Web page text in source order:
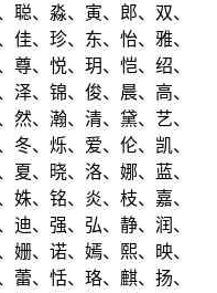
聪、淼、寅、郎、双、
佳、珍、东、怡、雅、
尊、悦、玥、恺、绍、
泽、锦、俊、晨、高、
然、瀚、清、黛、艺、
冬、烁、爱、伦、凯、
夏、晓、洛、娜、蓝、
姝、铭、炎、枝、嘉、
迪、强、弘、静、润、
姗、诺、嫣、熙、映、
蕾、恬、珞、麒、扬、